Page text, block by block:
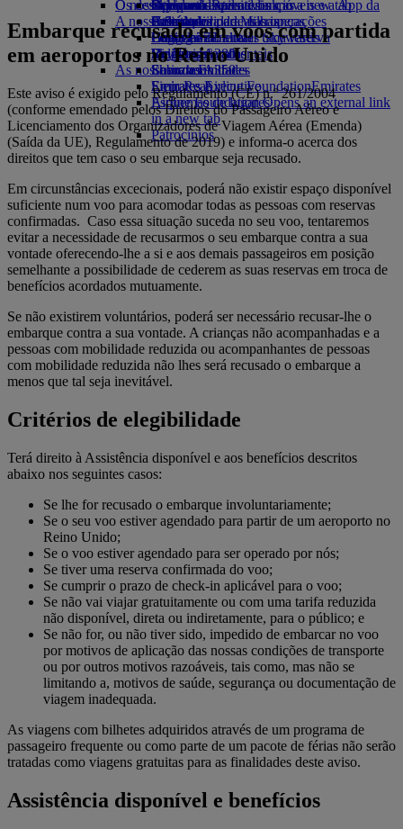
Opens an external link in a new tab
Bebidas
A nossa frota
Boeing 777
Emirates A380
Emirates A350
Emirates Executive
Esquemas de lugares
Brinquedos para crianças
Atividades para as crianças
O nosso planeta
Sustentabilidade nas operações
Política ambiental
Relatórios ambientais
As nossas comunidades
Emirates Airline FoundationEmirates
Airline Foundation Opens an external link
in a new tab
Patrocínios
Os destinos mais recentes
Helsínquia
Hangzhou
Da Nang
Shenzhen
Siem Reap
Skywards Rail
Calculadora de Milhas
Login em Emirates Skywards
Skywards+
Site para dispositivos móveis e a App da
Emirates
Cancelar ou alterar uma reserva
Viagens afetadas
Sobre a Emirates
Embarque recusado em voos com partida
em aeroportos no Reino Unido
Este aviso é exigido pelo Regulamento (CE) n.º 261/2004
(conforme emendado pelos Direitos do Passageiro Aéreo e
Licenciamento dos Organizadores de Viagem Aérea (Emenda)
(Saída da UE), Regulamento de 2019) e informa-o acerca dos
direitos que tem caso o seu embarque seja recusado.
Em circunstâncias excecionais, poderá não existir espaço disponível
suficiente num voo para acomodar todas as pessoas com reservas
confirmadas. Caso essa situação suceda no seu voo, tentaremos
evitar a necessidade de recusarmos o seu embarque contra a sua
vontade oferecendo-lhe a si e aos demais passageiros em posição
semelhante a possibilidade de cederem as suas reservas em troca de
benefícios acordados mutuamente.
Se não existirem voluntários, poderá ser necessário recusar-lhe o
embarque contra a sua vontade. A crianças não acompanhadas e a
pessoas com mobilidade reduzida ou acompanhantes de pessoas
com mobilidade reduzida não lhes será recusado o embarque a
menos que tal seja inevitável.
Critérios de elegibilidade
Terá direito à Assistência disponível e aos benefícios descritos
abaixo nos seguintes casos:
Se lhe for recusado o embarque involuntariamente;
Se o seu voo estiver agendado para partir de um aeroporto no
Reino Unido;
Se o voo estiver agendado para ser operado por nós;
Se tiver uma reserva confirmada do voo;
Se cumprir o prazo de check-in aplicável para o voo;
Se não vai viajar gratuitamente ou com uma tarifa reduzida
não disponível, direta ou indiretamente, para o público; e
Se não for, ou não tiver sido, impedido de embarcar no voo
por motivos de aplicação das nossas condições de transporte
ou por outros motivos razoáveis, tais como, mas não se
limitando a, motivos de saúde, segurança ou documentação de
viagem inadequada.
As viagens com bilhetes adquiridos através de um programa de
passageiro frequente ou como parte de um pacote de férias não serão
tratadas como viagens gratuitas para as finalidades deste aviso.
Assistência disponível e benefícios